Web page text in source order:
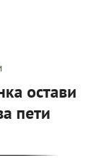
остави
пети